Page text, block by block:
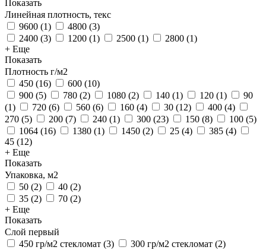
Показать
Линейная плотность, текс
9600 (1) 4800 (3)
2400 (3) 1200 (1) 2500 (1) 2800 (1)
+ Еще
Показать
Плотность г/м2
450 (16) 600 (10)
900 (5) 780 (2) 1080 (2) 140 (1) 120 (1)
90
(1) 720 (6) 560 (6) 160 (4) 30 (12) 400 (4)
270 (5) 200 (7) 240 (1) 300 (23) 150 (8) 100 (5)
1064 (16) 1380 (1) 1450 (2) 25 (4) 385 (4)
45 (12)
+ Еще
Показать
Упаковка, м2
50 (2) 40 (2)
35 (2) 70 (2)
+ Еще
Показать
Слой первый
450 гр/м2 стекломат (3) 300 гр/м2 стекломат (2)